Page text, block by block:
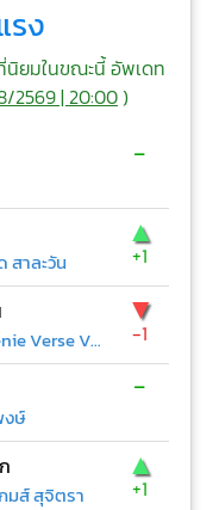
รง
นิยมในขณะนี้ อัพเดท
2569 | 20:00)
-
สาละวัน
▲
+1
FREEHAND (genie Verse Vol.1)
▼
-1
งษ์
-
มส์ สุจิตรา
▲
+1